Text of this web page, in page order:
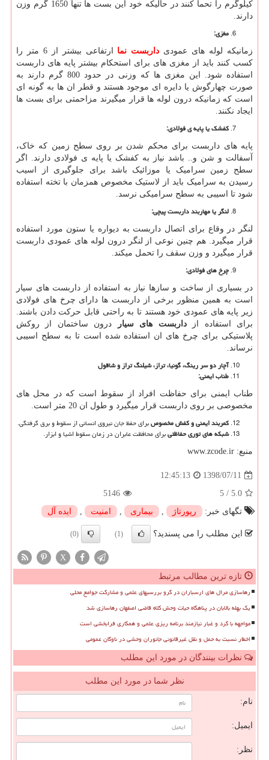
کیلوگرم را تحما کنند در حالیکه خود این بست ها تنها 1650 گرم وزن
دارند.
مغزی:
زمانیکه لوله های عمودی داربست نما
ارتفاعی بیشتر از 6 متر را
کسب کنند باید از مغزی های برای استحکام بیشتر پایه های داربست
استفاده شود. این مغزی ها که وزنی در حدود 800 گرم دارند به
صورت چهارگوش یا دایره ای موجود هستند و قطر ان ها به گونه ای
است که زمانیکه درون لوله ها قرار میگیرند مزاحمتی برای بست ها
ایجاد نکنند.
کفشک یا پایه ی فولادی:
پایه های داربست برای محکم شدن بر روی سطح زمین که خاک،
آسفالت و شن و.. باشد نیاز به کفشک یا پایه ی فولادی دارند. اگر
سطح زمین سرامیک یا موزائیک باشد برای جلوگیری از اسیب
رسیدن به سرامیک باید از لاستیک مخصوص همزمان با تخته استفاده
شود تا اسیبی به سطح سرامیکی نرسد.
لنگر یا مهاربند داربست پیچی:
لنگر در وقاع برای اتصال داربست به دیواره یا ستون مورد استفاده
قرار میگیرد. هم چنین نوعی از لنگر درون لوله های عمودی داربست
قرار میگیرد و وزن سقف را تحمل میکند.
چرخ های فولادی:
در بسیاری از ساخت و سازها نیاز به استفاده از داربست های سیار
است به همین منظور برخی از داربست ها دارای چرخ های فولادی
زیر پایه های عمودی خود هستند تا به راحتی قابل حرکت دادن باشند.
برای استفاده ازداربست های سیار
درون ساختمان از روکش
پلاستیکی برای چرخ های ان استفاده شده است تا به سطح اسیبی
نرساند.
آچار دو سر رینگ، گونيا، تراز، شيلنگ تراز و شاقول
طناب ایمنی:
طناب ایمنی برای حفاظت افراد از سقوط است که در محل های
مخصوصی بر روی داربست قرار میگیرد و طول ان 20 متر است.
کمربند ایمنی و کفش مخصوصبرای حفظ جان نیروی انسانی از سقوط و برق گرفتگی.
شبکه های توری حفاظتیبرای محافظت عابران در زمان سقوط اشیا و ابزار.
منبع: www.zcode.ir
1398/07/11
12:45:13
5.0
/
5
5146
تگهای خبر:
رپورتاژ , بیماری , امنیت , ایده آل
این مطلب را می پسندید؟ (1)
(0)
X
تازه ترین مطالب مرتبط
رهاسازی مرال های ارسباران در گرو بررسیهای علمی و مشارکت جوامع محلی
یک بهله بالابان در پناهگاه حیات وحش کلاه قاضی اصفهان رهاسازی شد
مواجهه با گرد و غبار نیازمند برنامه ریزی علمی و همکاری فرابخشی است
اخطار نسبت به حمل و نقل غیرقانونی جانوران وحشی در ناوگان عمومی
نظرات بینندگان در مورد این مطلب
نظر شما در مورد این مطلب
نام:
ایمیل:
نظر: